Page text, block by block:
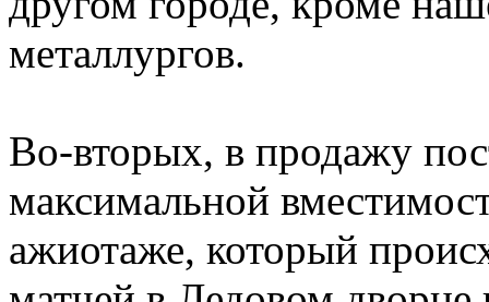
металлургов.
Во-вторых, в продажу
максимальной
ажиотаже, который